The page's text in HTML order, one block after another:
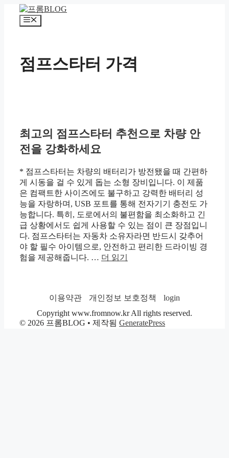
메
점프스타터 가격
최고의 점프스타터 추천으로 차량 안
전을 강화하세요
* 점프스타터는 차량의 배터리가 방전됐을 때 간편하
게 시동을 걸 수 있게 돕는 소형 장비입니다. 이 제품
은 컴팩트한 사이즈에도 불구하고 강력한 배터리 성
능을 자랑하며, USB 포트를 통해 전자기기 충전도 가
능합니다. 특히, 도로에서의 불편함을 최소화하고 긴
급 상황에서도 쉽게 사용할 수 있는 점이 큰 장점입니
다. 점프스타터는 자동차 소유자라면 반드시 갖추어
야 할 필수 아이템으로, 안전하고 편리한 드라이빙 경
험을 제공해줍니다. … 더 읽기
이용약관 개인정보 보호정책
login
Copyright www.fromnow.kr All rights reserved.
© 2026 프롬BLOG • 제작됨 GeneratePress